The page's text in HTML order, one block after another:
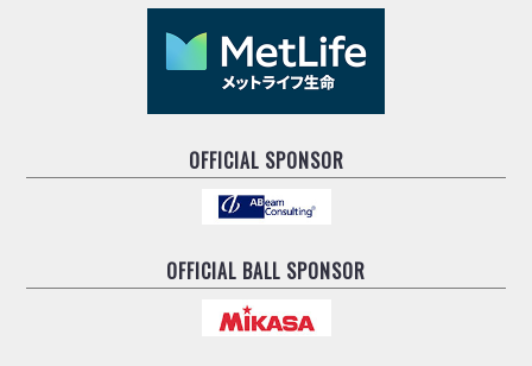
ヴィンセドール白山
アグレミーナ浜松
デウソン神戸
ポルセイド浜田
OFFICIAL SPONSOR
OFFICIAL BALL SPONSOR